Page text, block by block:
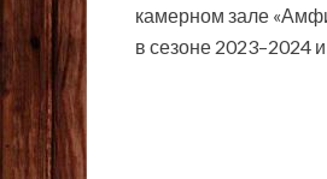
камерном зале
в сезоне 2023–2024